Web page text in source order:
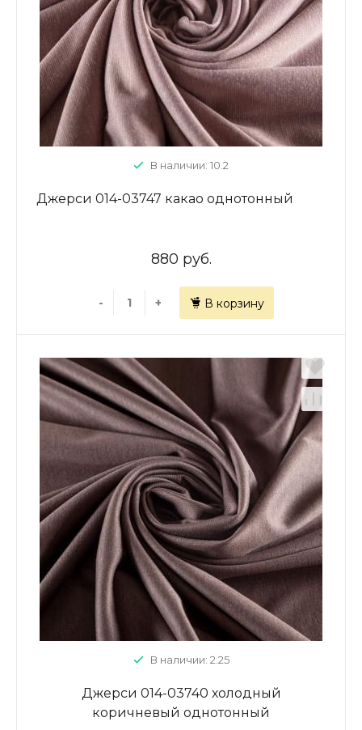
В наличии: 10.2
Джерси 014-03747 какао однотонный
880 руб.
- + В корзину
В наличии: 2.25
Джерси 014-03740 холодный
коричневый однотонный